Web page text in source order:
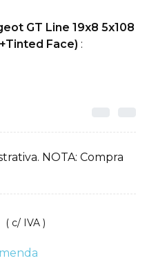
GT Line 19x8 5x108
Face) :
NOTA: Compra
( c/ IVA )